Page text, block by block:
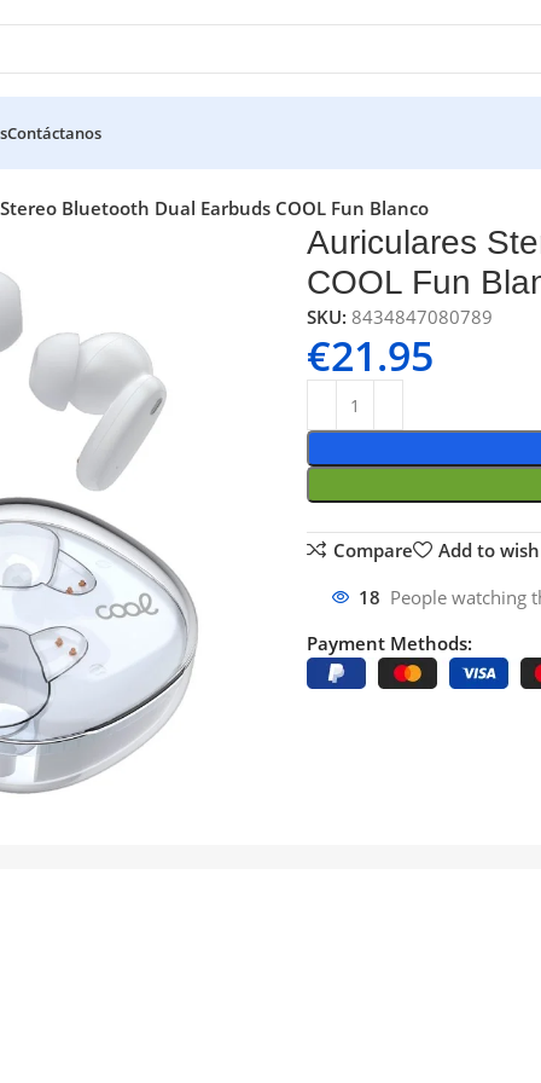
Contáctanos
Bluetooth Dual Earbuds COOL Fun Blanco
Auriculares
COOL Fun
SKU: 8434847080789
€21.95
Compare
Add to
18 People watching
Payment Methods: